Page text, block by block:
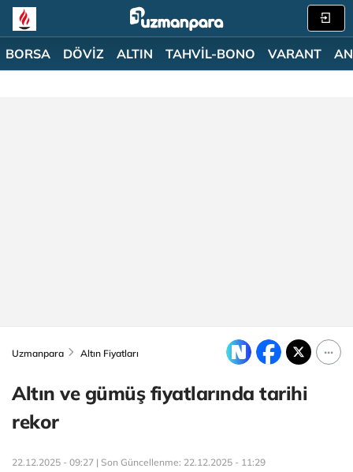
BORSA DÖVİZ ALTIN TAHVİL-BONO VARANT
Uzmanpara Altın Fiyatları
Altın ve gümüş fiyatlarında tarihi
rekor
22.12.2025 - 09:27 | Son Güncellenme: 22.12.2025 - 11:29